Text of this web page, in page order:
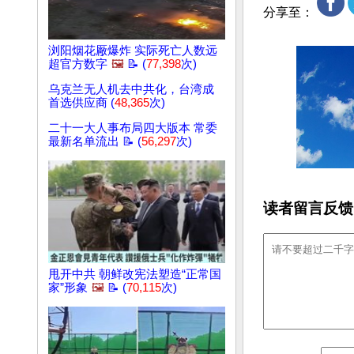
浏阳烟花厰爆炸 实际死亡人数远
超官方数字 🖼️ 📝 (77,398次)
乌克兰无人机去中共化，台湾成
首选供应商 (48,365次)
二十一大人事布局四大版本 常委
最新名单流出 📝 (56,297次)
甩开中共 朝鲜改宪法塑造“正常国
家”形象 🖼️ 📝 (70,115次)
分享至：
读者留言反